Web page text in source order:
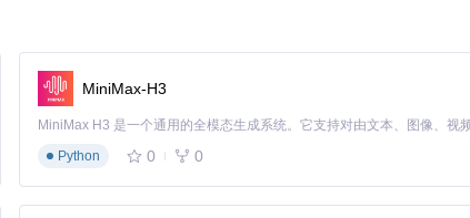
MiniMax-H3
Python
0 0